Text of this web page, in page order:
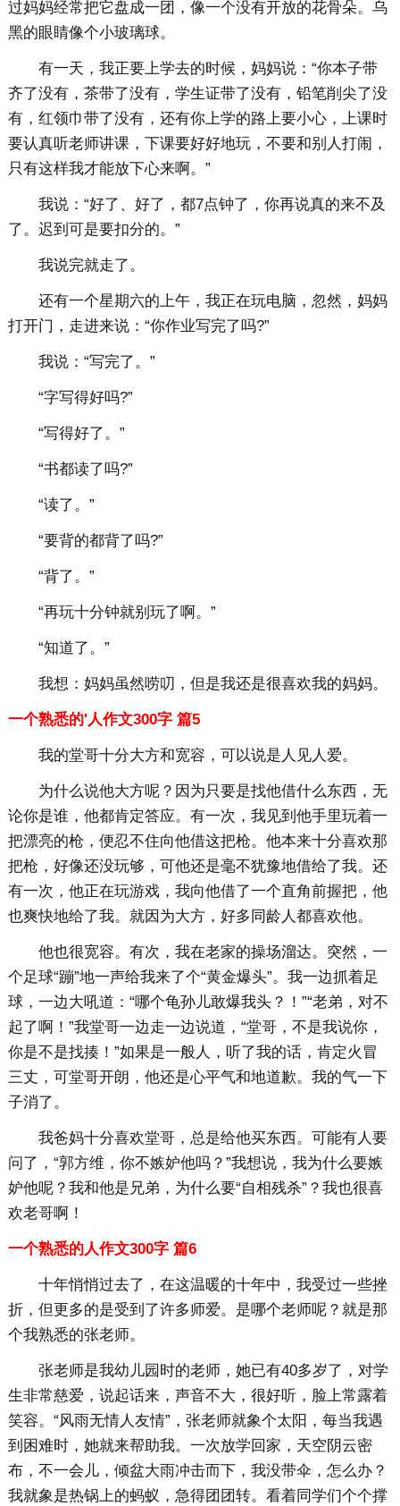
过妈妈经常把它盘成一团，像一个没有开放的花骨朵。乌
黑的眼睛像个小玻璃球。
有一天，我正要上学去的时候，妈妈说：“你本子带
齐了没有，茶带了没有，学生证带了没有，铅笔削尖了没
有，红领巾带了没有，还有你上学的路上要小心，上课时
要认真听老师讲课，下课要好好地玩，不要和别人打闹，
只有这样我才能放下心来啊。”
我说：“好了、好了，都7点钟了，你再说真的来不及
了。迟到可是要扣分的。”
我说完就走了。
还有一个星期六的上午，我正在玩电脑，忽然，妈妈
打开门，走进来说：“你作业写完了吗?”
我说：“写完了。”
“字写得好吗?”
“写得好了。”
“书都读了吗?”
“读了。”
“要背的都背了吗?”
“背了。”
“再玩十分钟就别玩了啊。”
“知道了。”
我想：妈妈虽然唠叨，但是我还是很喜欢我的妈妈。
一个熟悉的'人作文300字 篇5
我的堂哥十分大方和宽容，可以说是人见人爱。
为什么说他大方呢？因为只要是找他借什么东西，无
论你是谁，他都肯定答应。有一次，我见到他手里玩着一
把漂亮的枪，便忍不住向他借这把枪。他本来十分喜欢那
把枪，好像还没玩够，可他还是毫不犹豫地借给了我。还
有一次，他正在玩游戏，我向他借了一个直角前握把，他
也爽快地给了我。就因为大方，好多同龄人都喜欢他。
他也很宽容。有次，我在老家的操场溜达。突然，一
个足球“蹦”地一声给我来了个“黄金爆头”。我一边抓着足
球，一边大吼道：“哪个龟孙儿敢爆我头？！”“老弟，对不
起了啊！”我堂哥一边走一边说道，“堂哥，不是我说你，
你是不是找揍！”如果是一般人，听了我的话，肯定火冒
三丈，可堂哥开朗，他还是心平气和地道歉。我的气一下
子消了。
我爸妈十分喜欢堂哥，总是给他买东西。可能有人要
问了，“郭方维，你不嫉妒他吗？”我想说，我为什么要嫉
妒他呢？我和他是兄弟，为什么要“自相残杀”？我也很喜
欢老哥啊！
一个熟悉的人作文300字 篇6
十年悄悄过去了，在这温暖的十年中，我受过一些挫
折，但更多的是受到了许多师爱。是哪个老师呢？就是那
个我熟悉的张老师。
张老师是我幼儿园时的老师，她已有40多岁了，对学
生非常慈爱，说起话来，声音不大，很好听，脸上常露着
笑容。“风雨无情人友情”，张老师就象个太阳，每当我遇
到困难时，她就来帮助我。一次放学回家，天空阴云密
布，不一会儿，倾盆大雨冲击而下，我没带伞，怎么办？
我就象是热锅上的蚂蚁，急得团团转。看着同学们个个撑